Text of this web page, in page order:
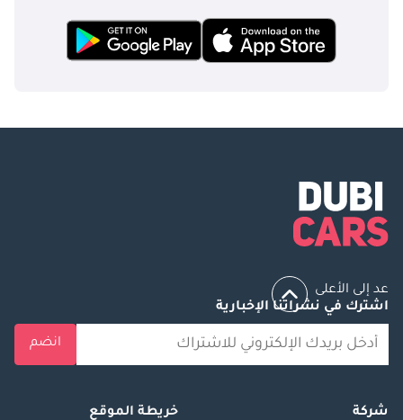
عد إلى الأعلى
اشترك في نشراتنا الإخبارية
انضم
شركة
خريطة الموقع